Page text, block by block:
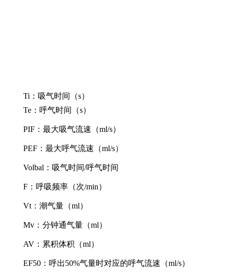
Ti：吸气时间（s）
Te：呼气时间（s）
PIF：最大吸气流速（ml/s）
PEF：最大呼气流速（ml/s）
Volbal：吸气时间/呼气时间
F：呼吸频率（次/min）
Vt：潮气量（ml）
Mv：分钟通气量（ml）
AV：累积体积（ml）
EF50：呼出50%气量时对应的呼气流速（ml/s）